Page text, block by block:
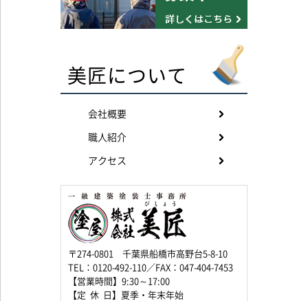
美匠について
会社概要
職人紹介
アクセス
〒274-0801 千葉県船橋市高野台5-8-10
TEL：0120-492-110／FAX：047-404-7453
【営業時間】9:30～17:00
【定 休 日】夏季・年末年始